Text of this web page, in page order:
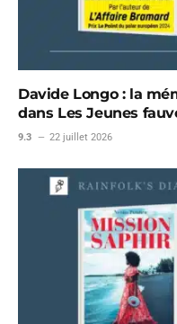
Davide Longo : la
dans Les Jeunes
9.3 22 juillet 2026